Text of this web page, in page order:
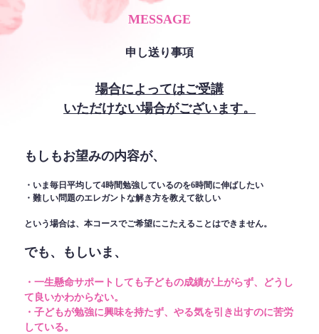
MESSAGE
申し送り事項
場合によってはご受講
いただけない場合がございます。
もしもお望みの内容が、
・いま毎日平均して4時間勉強しているのを6時間に伸ばしたい
・難しい問題のエレガントな解き方を教えて欲しい
という場合は、本コースでご希望にこたえることはできません。
でも、もしいま、
・一生懸命サポートしても子どもの成績が上がらず、どうし
て良いかわからない。
・子どもが勉強に興味を持たず、やる気を引き出すのに苦労
している。